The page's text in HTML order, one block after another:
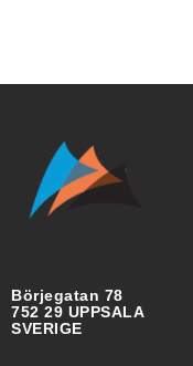
Börjegatan 78
752 29 UPPSALA
SVERIGE